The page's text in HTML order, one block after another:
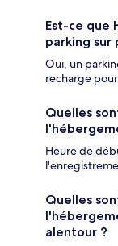
Est-ce que
parking sur
Oui, un
recharge
Quelles
Heure de
Quelles
alentour ?